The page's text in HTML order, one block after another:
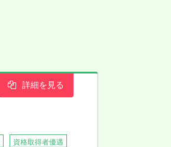
詳細を見る
資格取得者優遇